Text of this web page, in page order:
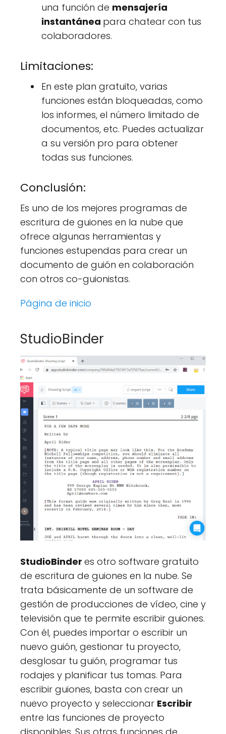
una función de mensajería
instantánea para chatear con tus
colaboradores.
Limitaciones:
En este plan gratuito, varias
funciones están bloqueadas, como
los informes, el número limitado de
documentos, etc. Puedes actualizar
a su versión pro para obtener
todas sus funciones.
Conclusión:
Es uno de los mejores programas de
escritura de guiones en la nube que
ofrece algunas herramientas y
funciones estupendas para crear un
documento de guión en colaboración
con otros co-guionistas.
Página de inicio
StudioBinder
StudioBinder es otro software gratuito
de escritura de guiones en la nube. Se
trata básicamente de un software de
gestión de producciones de vídeo, cine y
televisión que te permite escribir guiones.
Con él, puedes importar o escribir un
nuevo guión, gestionar tu proyecto,
desglosar tu guión, programar tus
rodajes y planificar tus tomas. Para
escribir guiones, basta con crear un
nuevo proyecto y seleccionar Escribir
entre las funciones de proyecto